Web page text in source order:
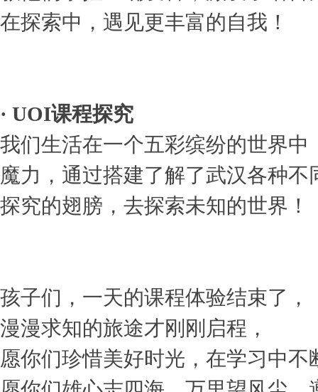
在探索中，遇见更丰富的自我！
· UOI课程探究
我们生活在一个五彩缤纷的世界
魔力，通过搭建了解了武汉各种
探究的翅膀，去探索未知的世界！
孩子们，一天的课程体验结束了，
漫漫求知的旅途才刚刚启程，
愿你们珍惜美好时光，在学习中